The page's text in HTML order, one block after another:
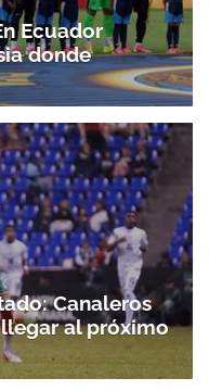
Ecuador
donde
Canaleros
al próximo